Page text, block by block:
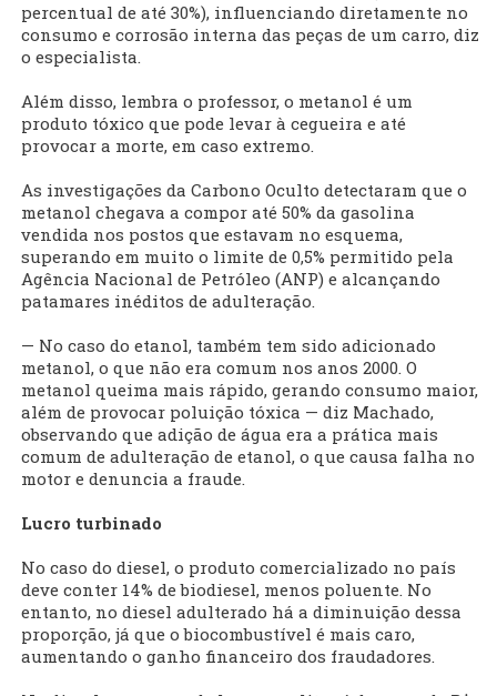
percentual de até 30%), influenciando diretamente no
consumo e corrosão interna das peças de um carro, diz
o especialista.
Além disso, lembra o professor, o metanol é um
produto tóxico que pode levar à cegueira e até
provocar a morte, em caso extremo.
As investigações da Carbono Oculto detectaram que o
metanol chegava a compor até 50% da gasolina
vendida nos postos que estavam no esquema,
superando em muito o limite de 0,5% permitido pela
Agência Nacional de Petróleo (ANP) e alcançando
patamares inéditos de adulteração.
— No caso do etanol, também tem sido adicionado
metanol, o que não era comum nos anos 2000. O
metanol queima mais rápido, gerando consumo maior,
além de provocar poluição tóxica — diz Machado,
observando que adição de água era a prática mais
comum de adulteração de etanol, o que causa falha no
motor e denuncia a fraude.
Lucro turbinado
No caso do diesel, o produto comercializado no país
deve conter 14% de biodiesel, menos poluente. No
entanto, no diesel adulterado há a diminuição dessa
proporção, já que o biocombustível é mais caro,
aumentando o ganho financeiro dos fraudadores.